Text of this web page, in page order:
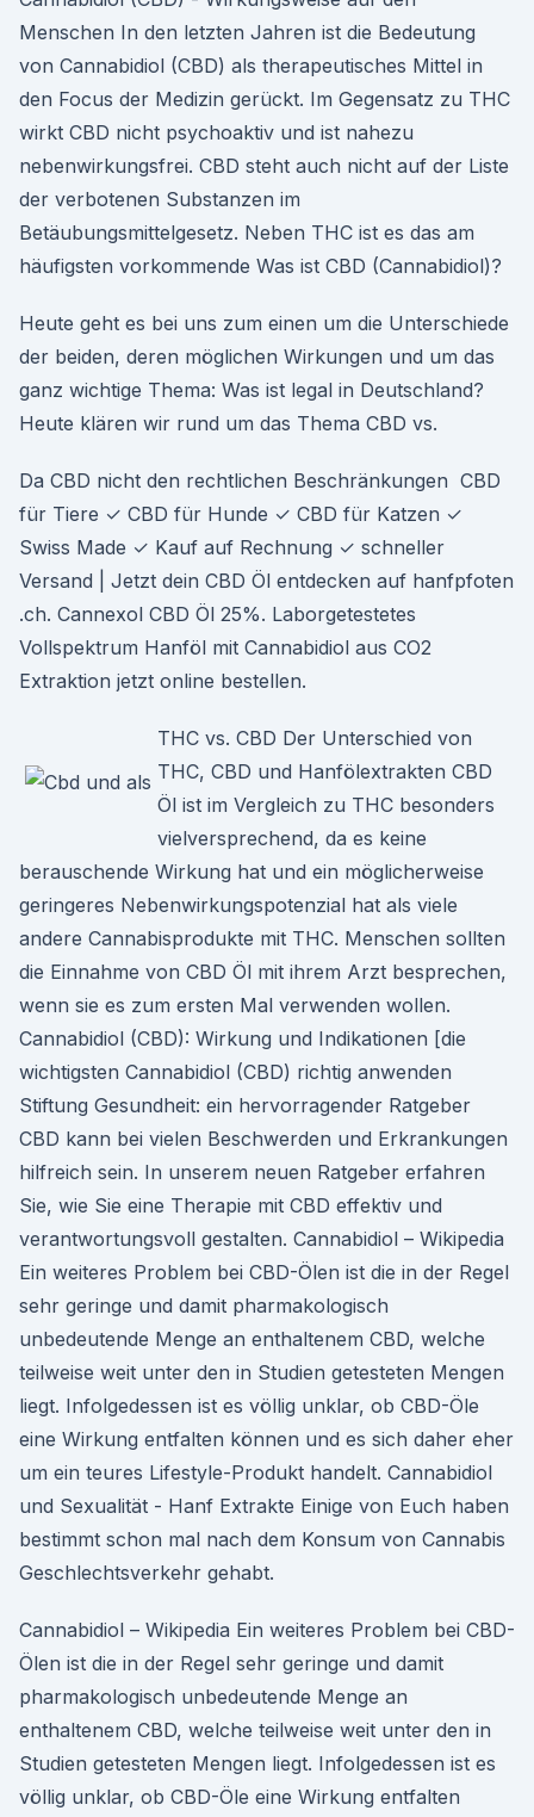
Menschen In den letzten Jahren ist die Bedeutung
von Cannabidiol (CBD) als therapeutisches Mittel in
den Focus der Medizin gerückt. Im Gegensatz zu THC
wirkt CBD nicht psychoaktiv und ist nahezu
nebenwirkungsfrei. CBD steht auch nicht auf der Liste
der verbotenen Substanzen im
Betäubungsmittelgesetz. Neben THC ist es das am
häufigsten vorkommende Was ist CBD (Cannabidiol)?
Heute geht es bei uns zum einen um die Unterschiede
der beiden, deren möglichen Wirkungen und um das
ganz wichtige Thema: Was ist legal in Deutschland?
Heute klären wir rund um das Thema CBD vs.
Da CBD nicht den rechtlichen Beschränkungen CBD
für Tiere ✓ CBD für Hunde ✓ CBD für Katzen ✓
Swiss Made ✓ Kauf auf Rechnung ✓ schneller
Versand | Jetzt dein CBD Öl entdecken auf hanfpfoten
.ch. Cannexol CBD Öl 25%. Laborgetestetes
Vollspektrum Hanföl mit Cannabidiol aus CO2
Extraktion jetzt online bestellen.
THC vs. CBD Der Unterschied von
THC, CBD und Hanfölextrakten CBD
Öl ist im Vergleich zu THC besonders
vielversprechend, da es keine
berauschende Wirkung hat und ein möglicherweise
geringeres Nebenwirkungspotenzial hat als viele
andere Cannabisprodukte mit THC. Menschen sollten
die Einnahme von CBD Öl mit ihrem Arzt besprechen,
wenn sie es zum ersten Mal verwenden wollen.
Cannabidiol (CBD): Wirkung und Indikationen [die
wichtigsten Cannabidiol (CBD) richtig anwenden
Stiftung Gesundheit: ein hervorragender Ratgeber
CBD kann bei vielen Beschwerden und Erkrankungen
hilfreich sein. In unserem neuen Ratgeber erfahren
Sie, wie Sie eine Therapie mit CBD effektiv und
verantwortungsvoll gestalten. Cannabidiol – Wikipedia
Ein weiteres Problem bei CBD-Ölen ist die in der Regel
sehr geringe und damit pharmakologisch
unbedeutende Menge an enthaltenem CBD, welche
teilweise weit unter den in Studien getesteten Mengen
liegt. Infolgedessen ist es völlig unklar, ob CBD-Öle
eine Wirkung entfalten können und es sich daher eher
um ein teures Lifestyle-Produkt handelt. Cannabidiol
und Sexualität - Hanf Extrakte Einige von Euch haben
bestimmt schon mal nach dem Konsum von Cannabis
Geschlechtsverkehr gehabt.
Cannabidiol – Wikipedia Ein weiteres Problem bei CBD-
Ölen ist die in der Regel sehr geringe und damit
pharmakologisch unbedeutende Menge an
enthaltenem CBD, welche teilweise weit unter den in
Studien getesteten Mengen liegt. Infolgedessen ist es
völlig unklar, ob CBD-Öle eine Wirkung entfalten